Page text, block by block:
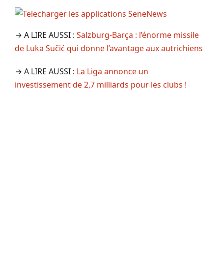
→ A LIRE AUSSI : Salzburg-Barça : l’énorme missile
de Luka Sučić qui donne l’avantage aux autrichiens
→ A LIRE AUSSI : La Liga annonce un
investissement de 2,7 milliards pour les clubs !